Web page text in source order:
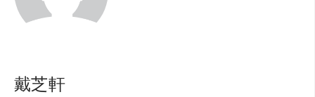
註冊
戴芝軒